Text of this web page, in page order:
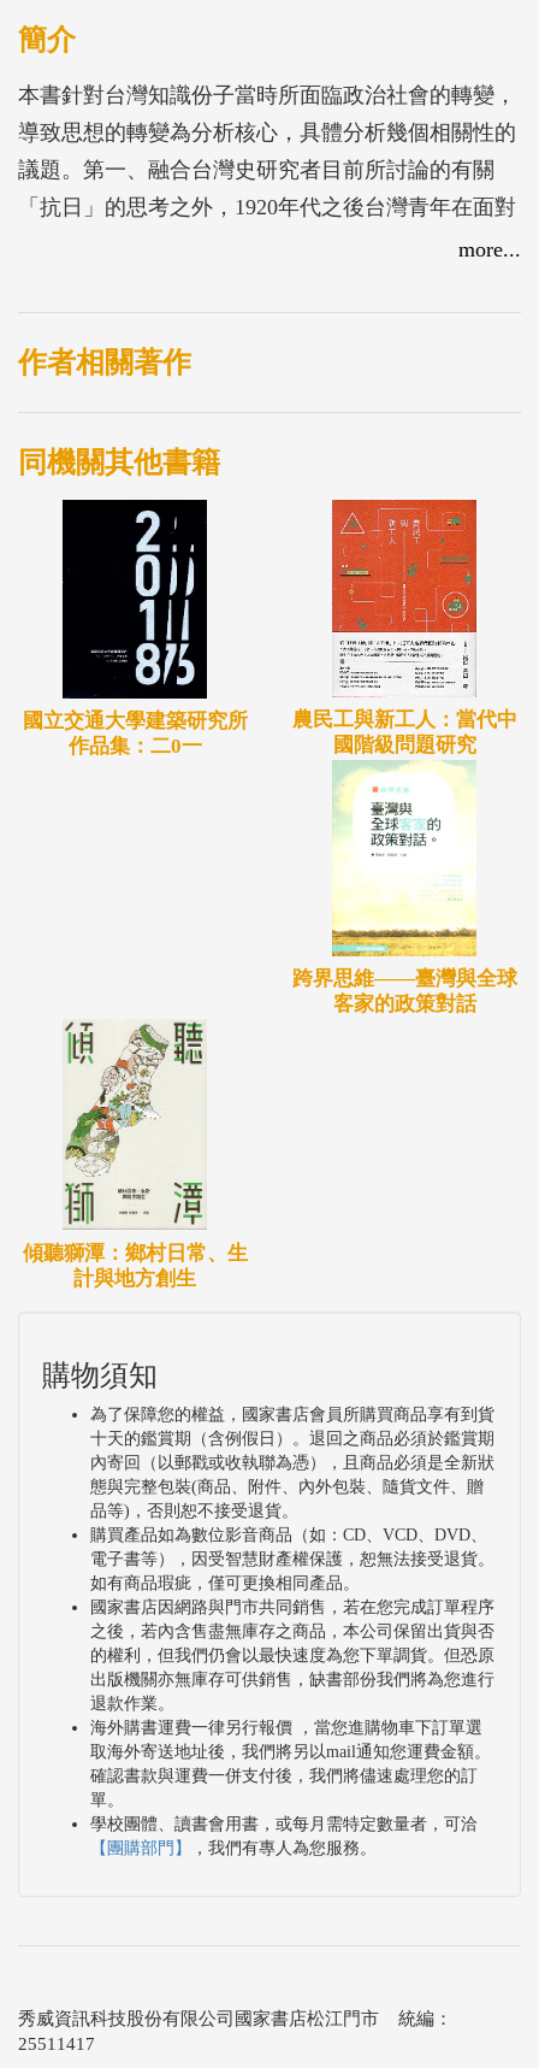
簡介
本書針對台灣知識份子當時所面臨政治社會的轉變，
導致思想的轉變為分析核心，具體分析幾個相關性的
議題。第一、融合台灣史研究者目前所討論的有關
「抗日」的思考之外，1920年代之後台灣青年在面對
日本的「近代化」之後，台灣社會及個人所產生的變
第三、有關戰前對「戰爭」議題的詮釋。
more...
作者相關著作
同機關其他書籍
國立交通大學建築研究所
作品集：二0一
農民工與新工人：當代中
國階級問題研究
跨界思維——臺灣與全球
客家的政策對話
傾聽獅潭：鄉村日常、生
計與地方創生
購物須知
為了保障您的權益，國家書店會員所購買商品享有到貨
十天的鑑賞期（含例假日）。退回之商品必須於鑑賞期
內寄回（以郵戳或收執聯為憑），且商品必須是全新狀
態與完整包裝(商品、附件、內外包裝、隨貨文件、贈
品等)，否則恕不接受退貨。
購買產品如為數位影音商品（如：CD、VCD、DVD、
電子書等），因受智慧財產權保護，恕無法接受退貨。
如有商品瑕疵，僅可更換相同產品。
國家書店因網路與門市共同銷售，若在您完成訂單程序
之後，若內含售盡無庫存之商品，本公司保留出貨與否
的權利，但我們仍會以最快速度為您下單調貨。但恐原
出版機關亦無庫存可供銷售，缺書部份我們將為您進行
退款作業。
海外購書運費一律另行報價 ，當您進購物車下訂單選
取海外寄送地址後，我們將另以mail通知您運費金額。
確認書款與運費一併支付後，我們將儘速處理您的訂
單。
學校團體、讀書會用書，或每月需特定數量者，可洽
【團購部門】
，我們有專人為您服務。
秀威資訊科技股份有限公司國家書店松江門市 統編：
25511417